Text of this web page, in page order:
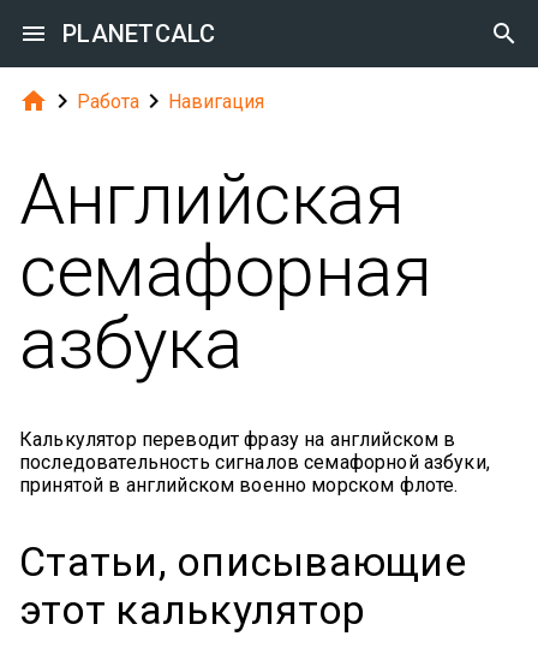
 PLANETCALC 
  Работа  Навигация
Английская
семафорная
азбука
Калькулятор переводит фразу на английском в
последовательность сигналов семафорной азбуки,
принятой в английском военно морском флоте.
Статьи, описывающие
этот калькулятор